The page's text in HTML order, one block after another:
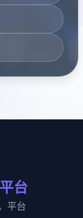
台
平台